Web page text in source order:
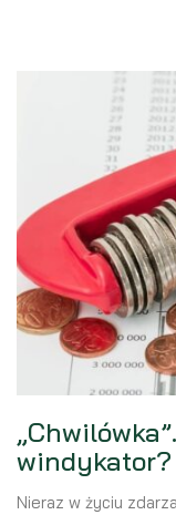
windykator?
Nieraz w życiu